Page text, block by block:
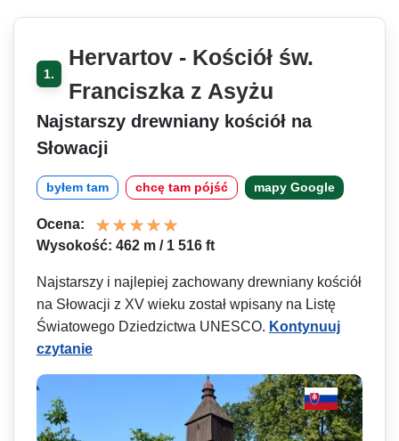
1.
Hervartov - Kościół św.
Franciszka z Asyżu
Najstarszy drewniany kościół na
Słowacji
byłem tam chcę tam pójść mapy Google
Ocena:
Wysokość: 462 m / 1 516 ft
Najstarszy i najlepiej zachowany drewniany kościół
na Słowacji z XV wieku został wpisany na Listę
Światowego Dziedzictwa UNESCO. Kontynuuj
czytanie